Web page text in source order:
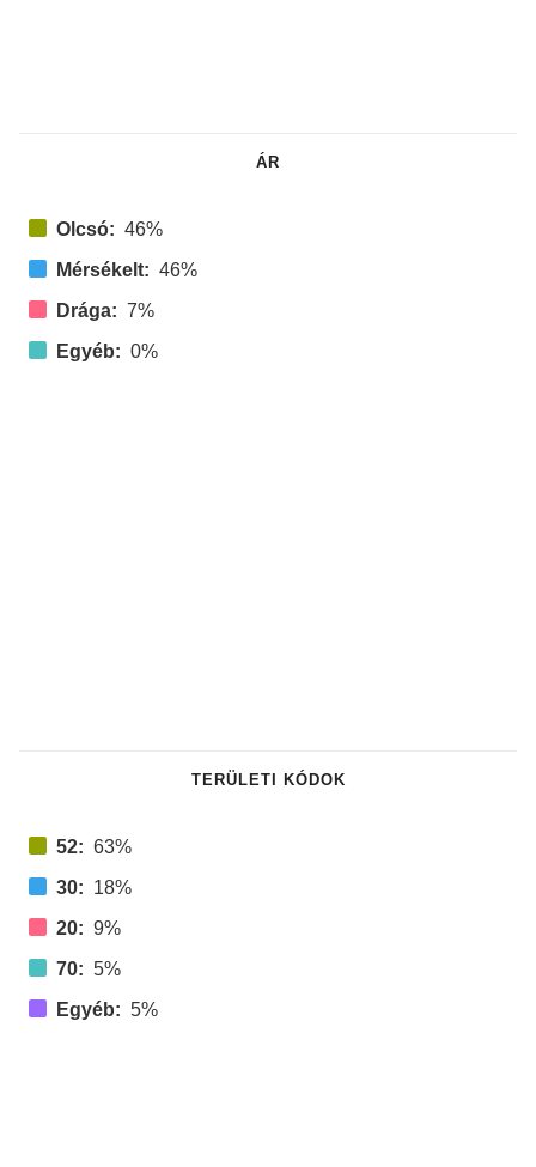
ÁR
Olcsó: 46%
Mérsékelt: 46%
Drága: 7%
Egyéb: 0%
TERÜLETI KÓDOK
52: 63%
30: 18%
20: 9%
70: 5%
Egyéb: 5%